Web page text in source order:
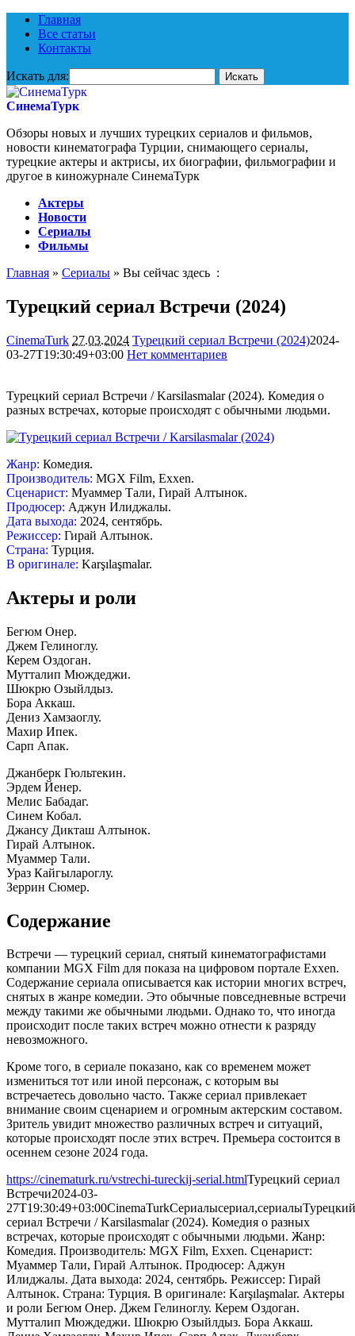
Главная
Все статьи
Контакты
Искать для:
СинемаТурк
Обзоры новых и лучших турецких сериалов и фильмов,
новости кинематографа Турции, снимающего сериалы,
турецкие актеры и актрисы, их биографии, фильмографии и
другое в киножурнале СинемаТурк
Актеры
Новости
Сериалы
Фильмы
Главная » Сериалы » Вы сейчас здесь :
Турецкий сериал Встречи (2024)
CinemaTurk 27.03.2024 Турецкий сериал Встречи (2024)2024-
03-27T19:30:49+03:00 Нет комментариев
Турецкий сериал Встречи / Karsilasmalar (2024). Комедия о
разных встречах, которые происходят с обычными людьми.
Жанр: Комедия.
Производитель: MGX Film, Exxen.
Сценарист: Муаммер Тали, Гирай Алтынок.
Продюсер: Аджун Илиджалы.
Дата выхода: 2024, сентябрь.
Режиссер: Гирай Алтынок.
Страна: Турция.
В оригинале: Karşılaşmalar.
Актеры и роли
Бегюм Онер.
Джем Гелиноглу.
Керем Оздоган.
Мутталип Мюждеджи.
Шюкрю Озыйлдыз.
Бора Аккаш.
Дениз Хамзаоглу.
Махир Ипек.
Сарп Апак.
Джанберк Гюльтекин.
Эрдем Йенер.
Мелис Бабадаг.
Синем Кобал.
Джансу Дикташ Алтынок.
Гирай Алтынок.
Муаммер Тали.
Ураз Кайгылароглу.
Зеррин Сюмер.
Содержание
Встречи — турецкий сериал, снятый кинематографистами
компании MGX Film для показа на цифровом портале Exxen.
Содержание сериала описывается как истории многих встреч,
снятых в жанре комедии. Это обычные повседневные встречи
между такими же обычными людьми. Однако то, что иногда
происходит после таких встреч можно отнести к разряду
невозможного.
Кроме того, в сериале показано, как со временем может
измениться тот или иной персонаж, с которым вы
встречаетесь довольно часто. Также сериал привлекает
внимание своим сценарием и огромным актерским составом.
Зритель увидит множество различных встреч и ситуаций,
которые происходят после этих встреч. Премьера состоится в
осеннем сезоне 2024 года.
https://cinematurk.ru/vstrechi-tureckij-serial.htmlТурецкий сериал
Встречи2024-03-
27T19:30:49+03:00CinemaTurkСериалысериал,сериалыТурецкий
сериал Встречи / Karsilasmalar (2024). Комедия о разных
встречах, которые происходят с обычными людьми. Жанр:
Комедия. Производитель: MGX Film, Exxen. Сценарист:
Муаммер Тали, Гирай Алтынок. Продюсер: Аджун
Илиджалы. Дата выхода: 2024, сентябрь. Режиссер: Гирай
Алтынок. Страна: Турция. В оригинале: Karşılaşmalar. Актеры
и роли Бегюм Онер. Джем Гелиноглу. Керем Оздоган.
Мутталип Мюждеджи. Шюкрю Озыйлдыз. Бора Аккаш.